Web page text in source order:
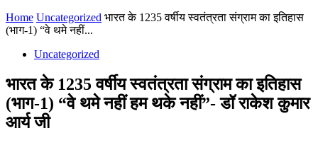
Home Uncategorized भारत के 1235 वर्षीय स्वतंत्रता संग्राम का इतिहास
(भाग-1) “वे थमे नहीं...
Uncategorized
भारत के 1235 वर्षीय स्वतंत्रता संग्राम का इतिहास
(भाग-1) “वे थमे नहीं हम थके नहीं”- डॉ राकेश कुमार
आर्य जी